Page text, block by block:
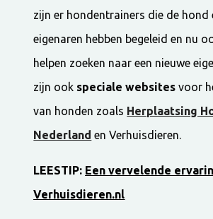
zijn er hondentrainers die de hond
eigenaren hebben begeleid en nu
helpen zoeken naar een nieuwe
zijn ook speciale websites voor
van honden zoals Herplaatsing
Nederland en Verhuisdieren.
LEESTIP: Een vervelende
Verhuisdieren.nl